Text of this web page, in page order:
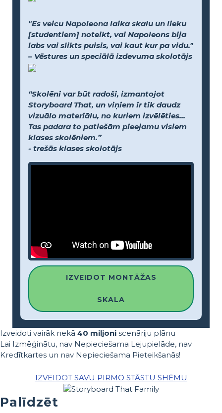
"Es veicu Napoleona laika skalu un lieku
[studentiem] noteikt, vai Napoleons bija
labs vai slikts puisis, vai kaut kur pa vidu."
– Vēstures un speciālā izdevuma skolotājs
“Skolēni var būt radoši, izmantojot
Storyboard That, un viņiem ir tik daudz
vizuālo materiālu, no kuriem izvēlēties...
Tas padara to patiešām pieejamu visiem
klases skolēniem.”
- trešās klases skolotājs
IZVEIDOT MONTĀŽAS
SKALA
Izveidoti vairāk nekā 40 miljoni scenāriju plānu
Lai Izmēģinātu, nav Nepieciešama Lejupielāde, nav
Kredītkartes un nav Nepieciešama Pieteikšanās!
IZVEIDOT SAVU PIRMO STĀSTU SHĒMU
Palīdzēt